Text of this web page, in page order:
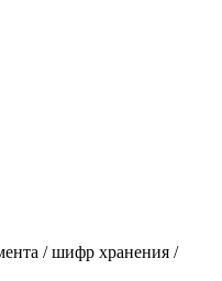
/ шифр хранения /